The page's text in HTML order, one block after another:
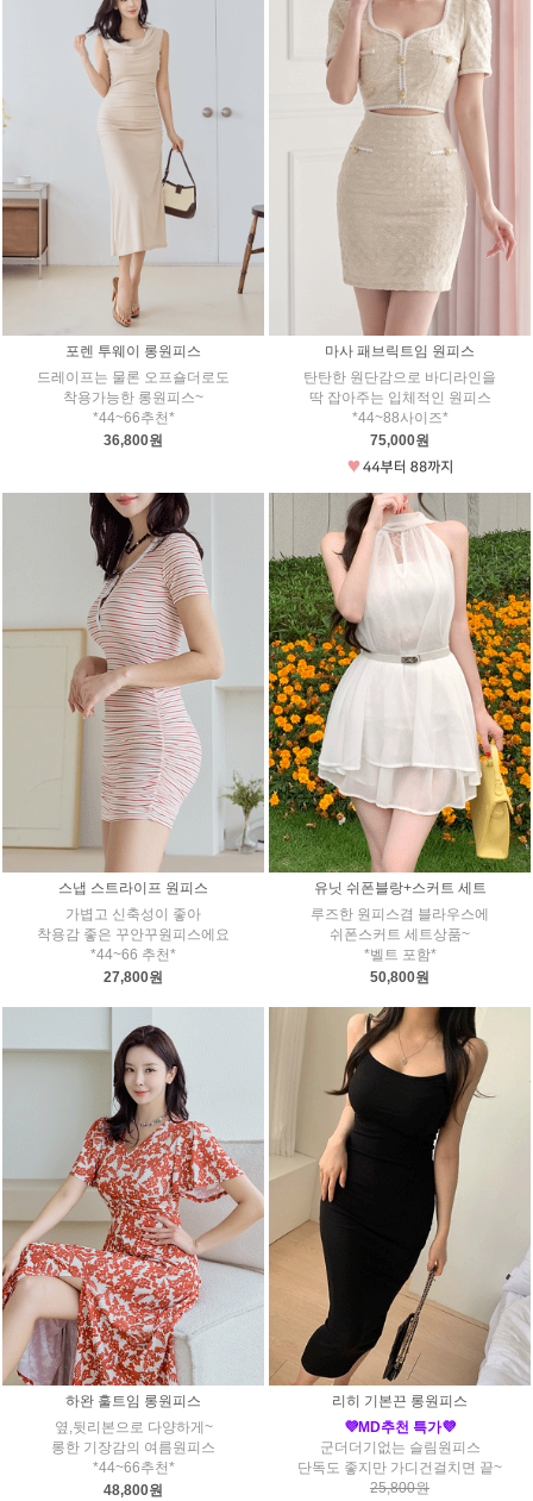
포렌 투웨이 롱원피스
드레이프는 물론 오프숄더로도
착용가능한 롱원피스~
*44~66추천*
36,800원
마사 패브릭트임 원피스
탄탄한 원단감으로 바디라인을
딱 잡아주는 입체적인 원피스
*44~88사이즈*
75,000원
스냅 스트라이프 원피스
가볍고 신축성이 좋아
착용감 좋은 꾸안꾸원피스에요
*44~66 추천*
27,800원
유닛 쉬폰블랑+스커트 세트
루즈한 원피스겸 블라우스에
쉬폰스커트 세트상품~
*벨트 포함*
50,800원
하완 훌트임 롱원피스
옆,뒷리본으로 다양하게~
롱한 기장감의 여름원피스
*44~66추천*
48,800원
리히 기본끈 롱원피스
💜MD추천 특가💜
군더더기없는 슬림원피스
단독도 좋지만 가디건걸치면 끝~
25,800원